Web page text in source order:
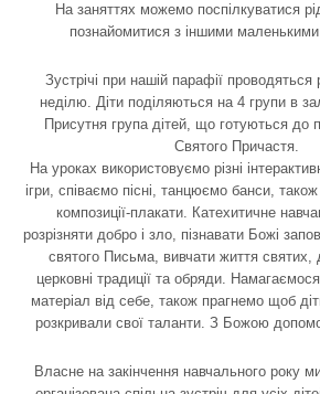
На заняттях можемо поспілкуватися
познайомитися з іншими
Зустрічі при нашій парафії
неділю. Діти поділяються на 4 групи в
Присутня група дітей, що готуються до
Святого Причастя.
На уроках використовуємо різні
ігри, співаємо пісні, танцюємо банси,
композиції-плакати. Катехитичне
розрізняти добро і зло, пізнавати Божі
святого Письма, вивчати життя святих,
церковні традиції та обряди.
матеріал від себе, також прагнемо щоб
розкривали свої таланти. З Божою
Власне на закінчення навчального року